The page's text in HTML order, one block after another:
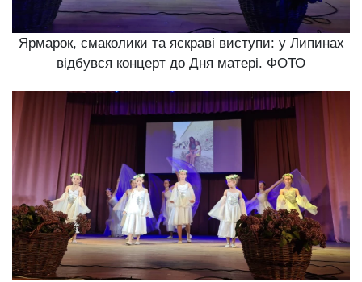
Ярмарок, смаколики та яскраві виступи: у Липинах
відбувся концерт до Дня матері. ФОТО